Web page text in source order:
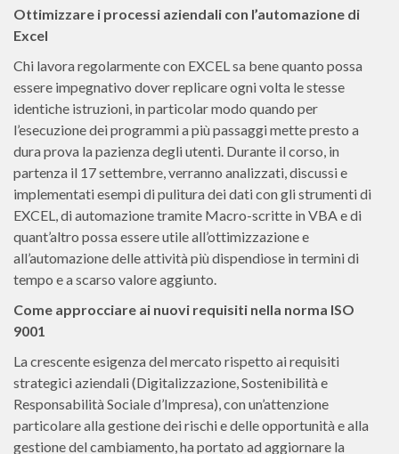
Ottimizzare i processi aziendali con l’automazione di
Excel
Chi lavora regolarmente con EXCEL sa bene quanto possa
essere impegnativo dover replicare ogni volta le stesse
identiche istruzioni, in particolar modo quando per
l’esecuzione dei programmi a più passaggi mette presto a
dura prova la pazienza degli utenti. Durante il corso, in
partenza il 17 settembre, verranno analizzati, discussi e
implementati esempi di pulitura dei dati con gli strumenti di
EXCEL, di automazione tramite Macro-scritte in VBA e di
quant’altro possa essere utile all’ottimizzazione e
all’automazione delle attività più dispendiose in termini di
tempo e a scarso valore aggiunto.
Come approcciare ai nuovi requisiti nella norma ISO
9001
La crescente esigenza del mercato rispetto ai requisiti
strategici aziendali (Digitalizzazione, Sostenibilità e
Responsabilità Sociale d’Impresa), con un’attenzione
particolare alla gestione dei rischi e delle opportunità e alla
gestione del cambiamento, ha portato ad aggiornare la